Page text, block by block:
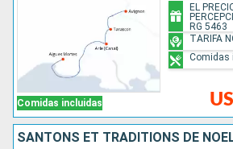
Comidas incluidas
EL
RG 5463
TARIFA
Comidas